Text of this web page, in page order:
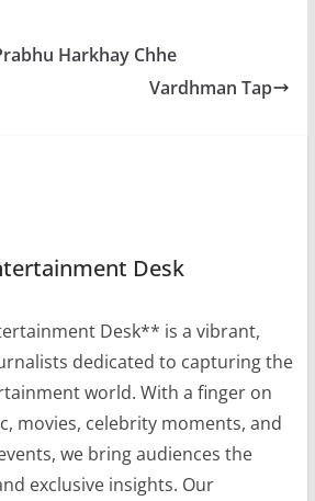
Harkhay Chhe
Vardhman Tap
Desk
Desk** is a vibrant,
dedicated to capturing the
world. With a finger on
movies, celebrity moments, and
we bring audiences the
exclusive insights. Our